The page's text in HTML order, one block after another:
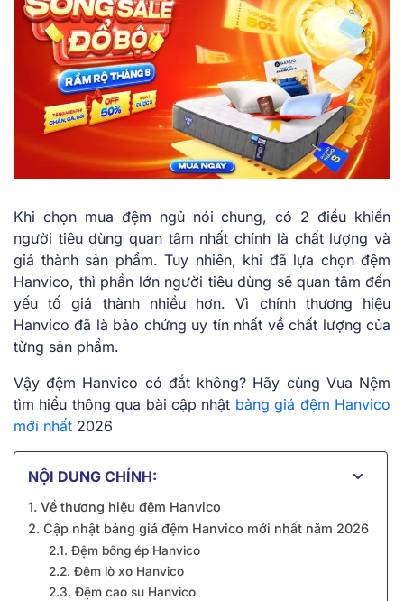
Khi chọn mua đệm ngủ nói chung, có 2 điều khiến
người tiêu dùng quan tâm nhất chính là chất lượng và
giá thành sản phẩm. Tuy nhiên, khi đã lựa chọn đệm
Hanvico, thì phần lớn người tiêu dùng sẽ quan tâm đến
yếu tố giá thành nhiều hơn. Vì chính thương hiệu
Hanvico đã là bảo chứng uy tín nhất về chất lượng của
từng sản phẩm.
Vậy đệm Hanvico có đắt không? Hãy cùng Vua Nệm
tìm hiểu thông qua bài cập nhật bảng giá đệm Hanvico
mới nhất 2026
NỘI DUNG CHÍNH:
1. Về thương hiệu đệm Hanvico
2. Cập nhật bảng giá đệm Hanvico mới nhất năm 2026
2.1. Đệm bông ép Hanvico
2.2. Đệm lò xo Hanvico
2.3. Đệm cao su Hanvico